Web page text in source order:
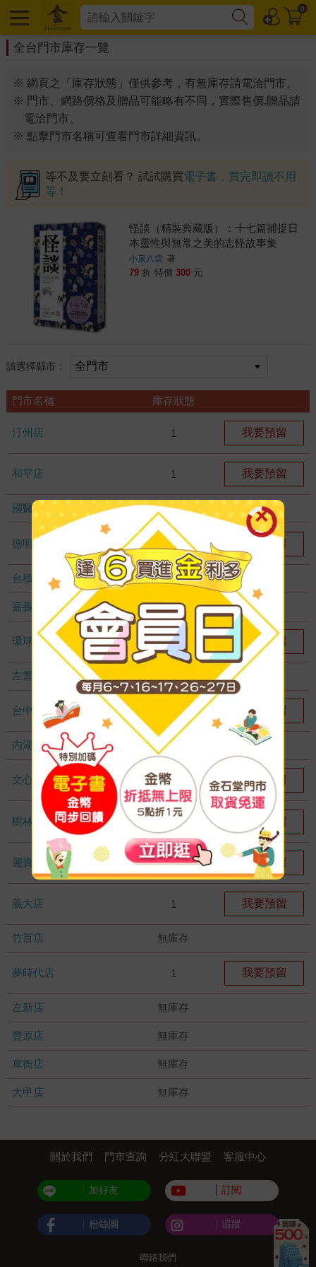
0
全台門市庫存一覽
※ 網頁之「庫存狀態」僅供參考，有無庫存請電洽門市。
※ 門市、網路價格及贈品可能略有不同，實際售價.贈品請
電洽門市。
※ 點擊門市名稱可查看門市詳細資訊。
等不及要立刻看？ 試試購買電子書，買完即讀不用
等！
怪談（精裝典藏版）：十七篇捕捉日
本靈性與無常之美的志怪故事集
小泉八雲 著
79 折 特價 300 元
請選擇縣市：
門市名稱 庫存狀態
汀州店 1 我要預留
和平店 1 我要預留
國醫加盟店 無庫存
德明加盟店 1 我要預留
台積店 無庫存
嘉義耐斯店 無庫存
環球店 1 我要預留
左營店
台中秀泰店 我要預留
內湖大潤發 無庫存
文心店 1 我要預留
樹林店 我要預留
麗寶店 1 我要預留
義大店 1 我要預留
竹百店 無庫存
夢時代店 1 我要預留
左新店 無庫存
豐原店 無庫存
草衙店 無庫存
大甲店 無庫存
關於我們 門市查詢 分紅大聯盟 客服中心
加好友 訂閱
粉絲團 追蹤
聯絡我們